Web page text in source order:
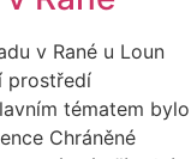
v Rané u Loun
prostředí
tématem bylo
Chráněné